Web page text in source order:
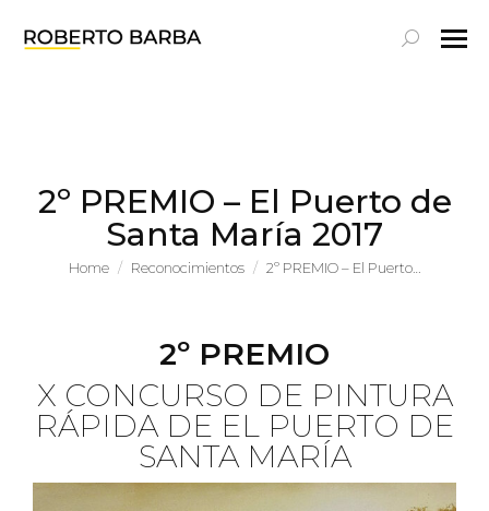
Search:
2º PREMIO – El Puerto de
Santa María 2017
You are here:
Home Reconocimientos 2º PREMIO – El Puerto…
2º PREMIO
X CONCURSO DE PINTURA
RÁPIDA DE EL PUERTO DE
SANTA MARÍA